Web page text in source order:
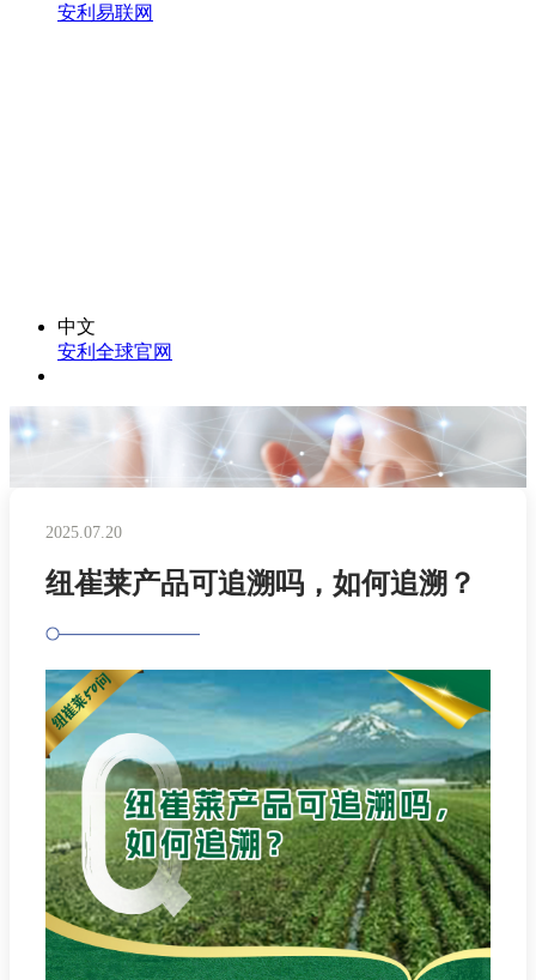
安利易联网
中文
安利全球官网
2025.07.20
纽崔莱产品可追溯吗，如何追溯？